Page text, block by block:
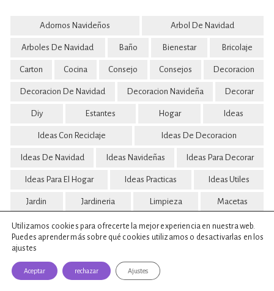
Adornos Navideños Arbol De Navidad
Arboles De Navidad Baño Bienestar Bricolaje
Carton Cocina Consejo Consejos Decoracion
Decoracion De Navidad Decoracion Navideña Decorar
Diy Estantes Hogar Ideas
Ideas Con Reciclaje Ideas De Decoracion
Ideas De Navidad Ideas Navideñas Ideas Para Decorar
Ideas Para El Hogar Ideas Practicas Ideas Utiles
Jardin Jardineria Limpieza Macetas
Manualidades Manualidad Util Muebles Navidad
Paso A Paso
Receta Reciclaje Reciclaje Creativo
Utilizamos cookies para ofrecerte la mejor experiencia en nuestra web.
Puedes aprender más sobre qué cookies utilizamos o desactivarlas en los
ajustes
Aceptar rechazar Ajustes